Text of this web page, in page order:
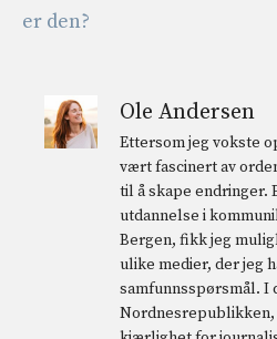
er den?
Ole Andersen
Ettersom jeg vokste
vært fascinert av
til å skape endringer.
utdannelse i
Bergen, fikk jeg
ulike medier, der jeg
samfunnsspørsmål. I
Nordnesrepublikken,